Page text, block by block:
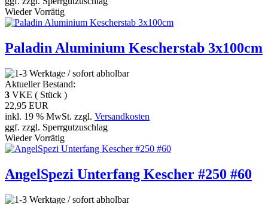
Wieder Vorrätig
Paladin Aluminium Kescherstab 3x100cm
Aktueller Bestand:
3 VKE ( Stück )
22,95 EUR
inkl. 19 % MwSt. zzgl. Versandkosten
ggf. zzgl. Sperrgutzuschlag
Wieder Vorrätig
AngelSpezi Unterfang Kescher #250 #60